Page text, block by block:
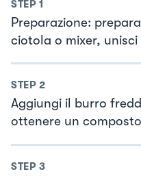
STEP 1
Preparazione:
ciotola o mixer,
STEP 2
Aggiungi il burro
ottenere un
STEP 3